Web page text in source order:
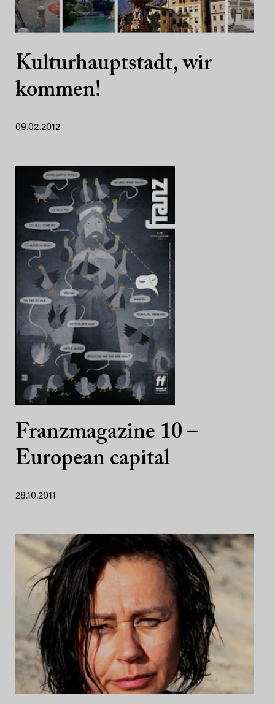
Kulturhauptstadt, wir
kommen!
09.02.2012
Franzmagazine 10 –
European capital
28.10.2011